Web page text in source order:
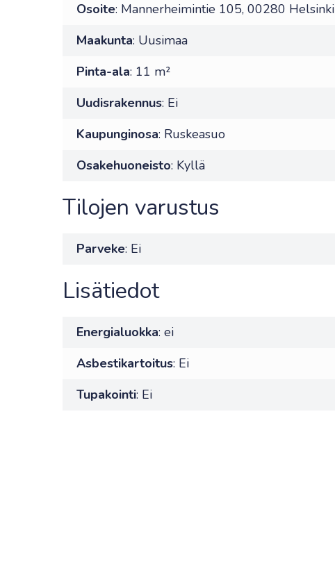
Osoite: Mannerheimintie 105, 00280 Helsinki
Maakunta: Uusimaa
Pinta-ala: 11 m²
Uudisrakennus: Ei
Kaupunginosa: Ruskeasuo
Osakehuoneisto: Kyllä
Tilojen varustus
Parveke: Ei
Lisätiedot
Energialuokka: ei
Asbestikartoitus: Ei
Tupakointi: Ei